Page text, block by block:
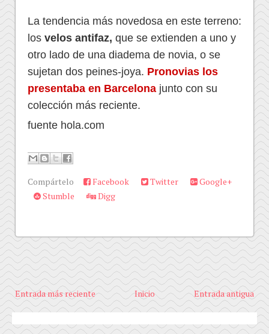
La tendencia más novedosa en este terreno:
los velos antifaz, que se extienden a uno y
otro lado de una diadema de novia, o se
sujetan dos peines-joya. Pronovias los
presentaba en Barcelona junto con su
colección más reciente.
fuente hola.com
Compártelo Facebook Twitter
Google+
Stumble
Digg
Entrada más reciente Entrada antigua
Inicio